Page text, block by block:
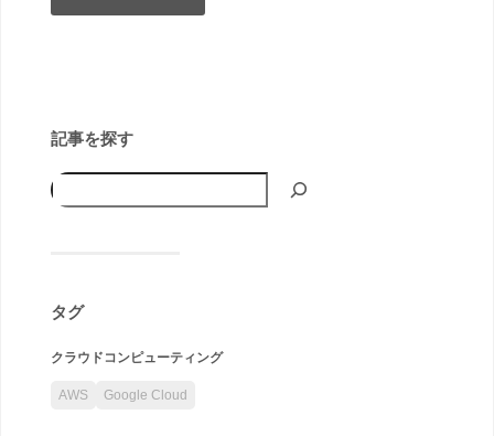
記事を探す
タグ
クラウドコンピューティング
AWS Google Cloud